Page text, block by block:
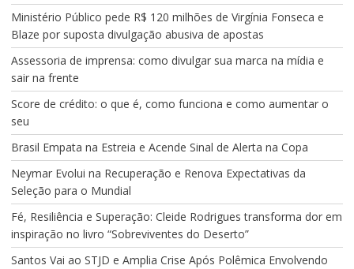
Ministério Público pede R$ 120 milhões de Virgínia Fonseca e
Blaze por suposta divulgação abusiva de apostas
Assessoria de imprensa: como divulgar sua marca na mídia e
sair na frente
Score de crédito: o que é, como funciona e como aumentar o
seu
Brasil Empata na Estreia e Acende Sinal de Alerta na Copa
Neymar Evolui na Recuperação e Renova Expectativas da
Seleção para o Mundial
Fé, Resiliência e Superação: Cleide Rodrigues transforma dor em
inspiração no livro “Sobreviventes do Deserto”
Santos Vai ao STJD e Amplia Crise Após Polêmica Envolvendo